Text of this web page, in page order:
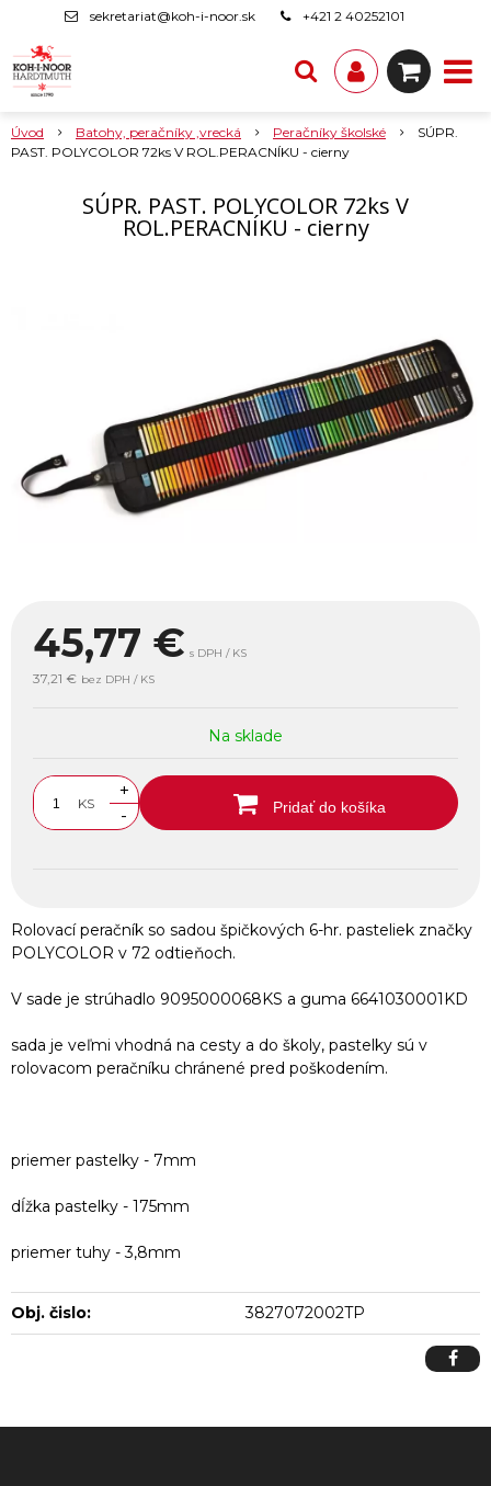
sekretariat@koh-i-noor.sk +421 2 40252101
Úvod Batohy, peračníky ,vrecká Peračníky školské
SÚPR.
PAST. POLYCOLOR 72ks V ROL.PERACNÍKU - cierny
SÚPR. PAST. POLYCOLOR 72ks V
ROL.PERACNÍKU - cierny
45,77 € s DPH / KS
37,21 € bez DPH / KS
Na sklade
KS
+
-
Pridať do košíka
Rolovací peračník so sadou špičkových 6-hr. pasteliek značky
POLYCOLOR v 72 odtieňoch.
V sade je strúhadlo 9095000068KS a guma 6641030001KD
sada je veľmi vhodná na cesty a do školy, pastelky sú v
rolovacom peračníku chránené pred poškodením.
priemer pastelky - 7mm
dĺžka pastelky - 175mm
priemer tuhy - 3,8mm
Obj. čislo: 3827072002TP